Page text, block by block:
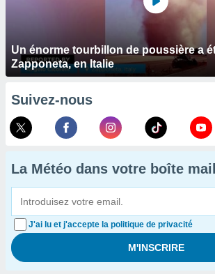
Un énorme tourbillon de poussière a
Zapponeta, en Italie
Suivez-nous
La Météo dans votre boîte mail
J'ai lu et j'accepte la politique de privacité